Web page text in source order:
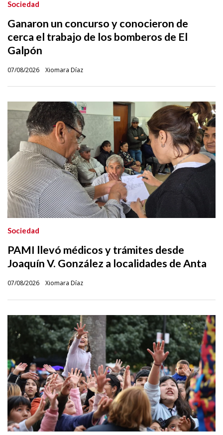
Ganaron un concurso y conocieron de
cerca el trabajo de los bomberos de El
Galpón
Xiomara Díaz
Sociedad
07/08/2026
PAMI llevó médicos y trámites desde
Joaquín V. González a localidades de Anta
Xiomara Díaz
Sociedad
07/08/2026